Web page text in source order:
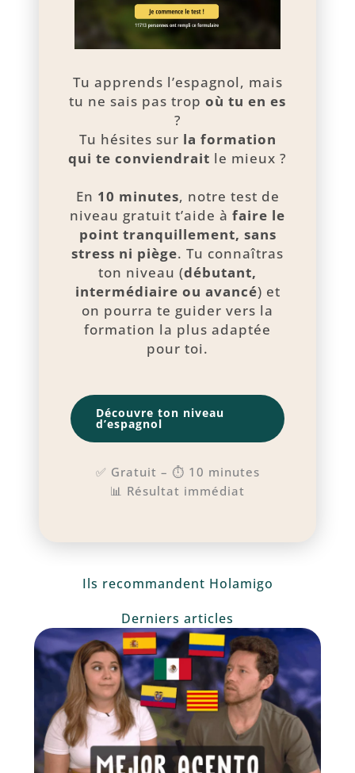
Tu apprends l’espagnol, mais
tu ne sais pas trop où tu en es
?
Tu hésites sur la formation
qui te conviendrait le mieux ?
En 10 minutes, notre test de
niveau gratuit t’aide à faire le
point tranquillement, sans
stress ni piège. Tu connaîtras
ton niveau (débutant,
intermédiaire ou avancé) et
on pourra te guider vers la
formation la plus adaptée
pour toi.
Découvre ton niveau
d’espagnol
✅ Gratuit – ⏱️ 10 minutes
📊 Résultat immédiat
Ils recommandent Holamigo
Derniers articles